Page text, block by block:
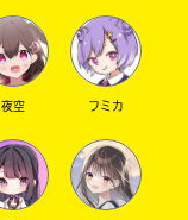
夜空 フミカ